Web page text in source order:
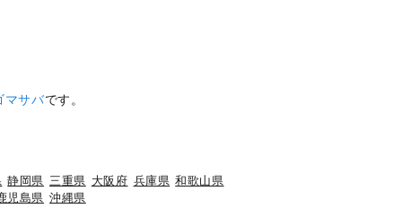
マサバです。
静岡県 三重県 大阪府 兵庫県 和歌山県
児島県 沖縄県